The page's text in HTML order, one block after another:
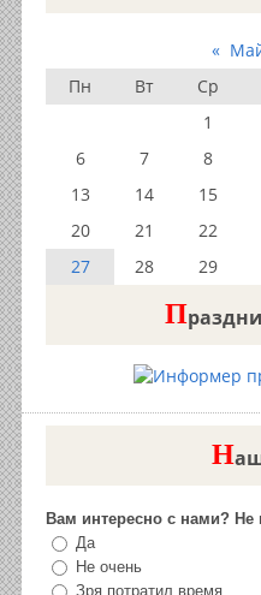
«
Пн
Вт Ср
1
6
7 8
13
14 15
20
21 22
27
28 29
П
Н
Вам интересно с нами? Не
Да
Не очень
Зря потратил время